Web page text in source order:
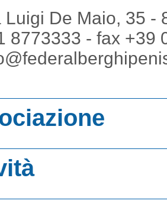
Luigi De Maio, 35 -
8773333 - fax +39
siamo